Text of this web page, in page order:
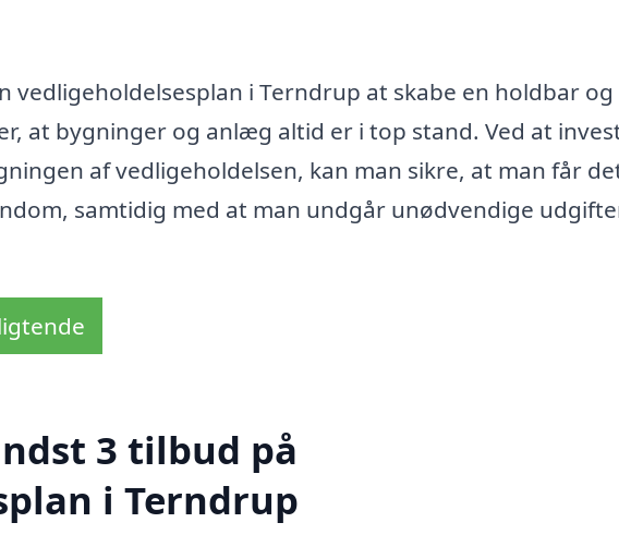
vedligeholdelsesplan i Terndrup at skabe en holdbar og
at bygninger og anlæg altid er i top stand. Ved at
af vedligeholdelsen, kan man sikre, at man får
samtidig med at man undgår unødvendige
3 tilbud på
i Terndrup